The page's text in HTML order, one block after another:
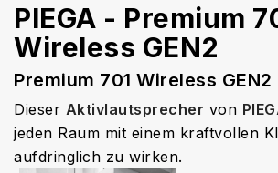
PIEGA - Premium
Wireless GEN2
Premium 701 Wireless GEN2
Dieser Aktivlautsprecher von
jeden Raum mit einem kraftvollen
aufdringlich zu wirken.